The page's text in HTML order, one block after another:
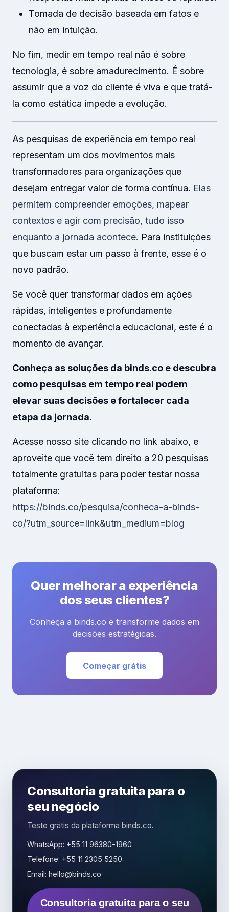
Tomada de decisão baseada em fatos e
não em intuição.
No fim, medir em tempo real não é sobre
tecnologia, é sobre amadurecimento. É sobre
assumir que a voz do cliente é viva e que tratá-
la como estática impede a evolução.
As pesquisas de experiência em tempo real
representam um dos movimentos mais
transformadores para organizações que
desejam entregar valor de forma contínua. Elas
permitem compreender emoções, mapear
contextos e agir com precisão, tudo isso
enquanto a jornada acontece. Para instituições
que buscam estar um passo à frente, esse é o
novo padrão.
Se você quer transformar dados em ações
rápidas, inteligentes e profundamente
conectadas à experiência educacional, este é o
momento de avançar.
Conheça as soluções da binds.co e descubra
como pesquisas em tempo real podem
elevar suas decisões e fortalecer cada
etapa da jornada.
Acesse nosso site clicando no link abaixo, e
aproveite que você tem direito a 20 pesquisas
totalmente gratuitas para poder testar nossa
plataforma:
https://binds.co/pesquisa/conheca-a-binds-
co/?utm_source=link&utm_medium=blog
Quer melhorar a experiência
dos seus clientes?
Conheça a binds.co e transforme dados em
decisões estratégicas.
Começar grátis
Consultoria gratuita para o
seu negócio
Teste grátis da plataforma binds.co.
WhatsApp: +55 11 96380-1960
Telefone: +55 11 2305 5250
Email: hello@binds.co
Consultoria gratuita para o seu